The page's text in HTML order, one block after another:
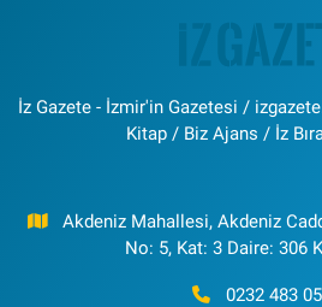
İz Gazete - İzmir'in Gazetesi /
Kitap / Biz Ajans / İz
Akdeniz Mahallesi, Akdeniz
No: 5, Kat: 3 Daire: 306
0232 483